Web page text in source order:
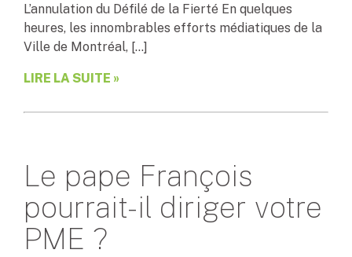
L’annulation du Défilé de la Fierté En quelques
heures, les innombrables efforts médiatiques de la
Ville de Montréal, […]
LIRE LA SUITE »
Le pape François
pourrait-il diriger votre
PME ?